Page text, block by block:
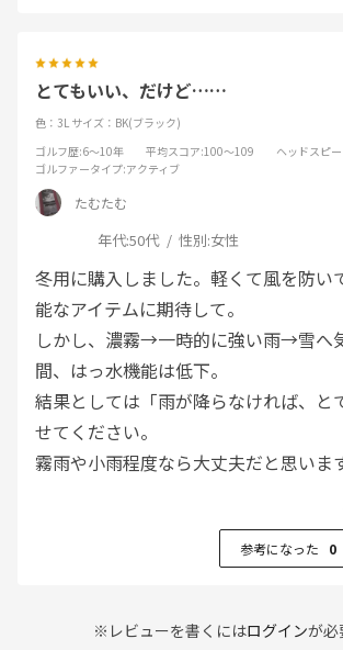
とてもいい、だけど……
色：3L サイズ：BK(ブラック)
ゴルフ歴:6～10年 平均スコア:100～109 ヘッドスピ
ゴルファータイプ:アクティブ
たむたむ
年代:50代 性別:女性
冬用に購入しました。軽くて風を防い
能なアイテムに期待して。
しかし、濃霧→一時的に強い雨→雪へ
間、はっ水機能は低下。
結果としては「雨が降らなければ、と
せてください。
霧雨や小雨程度なら大丈夫だと思いま
参考になった 0
※レビューを書くにはログインが必